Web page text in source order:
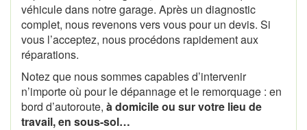
véhicule dans notre garage. Après un diagnostic
complet, nous revenons vers vous pour un devis. Si
vous l’acceptez, nous procédons rapidement aux
réparations.
Notez que nous sommes capables d’intervenir
n’importe où pour le dépannage et le remorquage : en
bord d’autoroute, à domicile ou sur votre lieu de
travail, en sous-sol…